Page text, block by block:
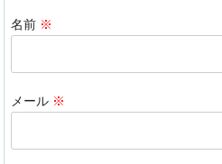
名前 ※
メール ※